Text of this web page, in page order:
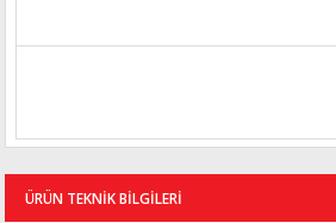
ÜRÜN TEKNİK BİLGİLERİ